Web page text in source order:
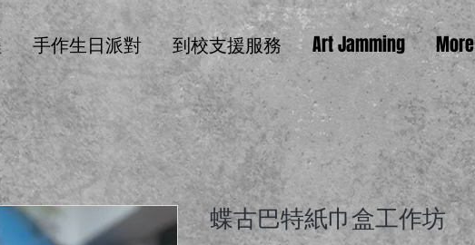
手作生日派對 到校支援服務 Art Jamming More
蝶古巴特紙巾盒工作坊